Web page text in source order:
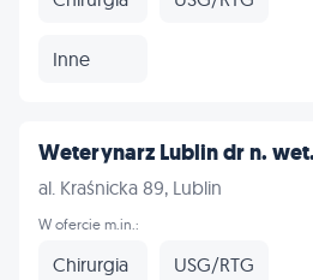
Inne
Weterynarz Lublin dr n.
al. Kraśnicka 89, Lublin
W ofercie m.in.:
Chirurgia USG/RTG